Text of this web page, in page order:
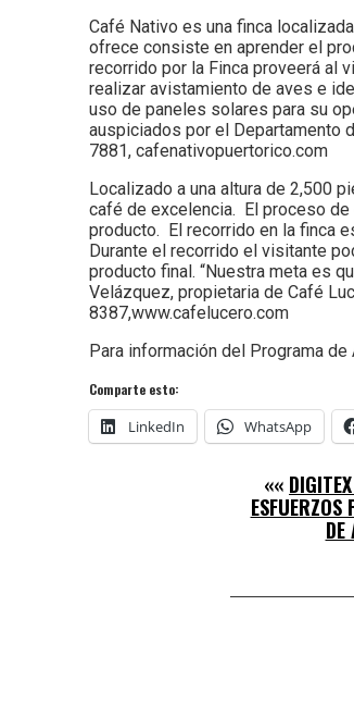
Café Nativo es una finca
ofrece consiste en aprender el
recorrido por la Finca proveerá al
realizar avistamiento de aves e
uso de paneles solares para su
auspiciados por el Departamento
7881, cafenativopuertorico.com
Localizado a una altura de 2,500
café de excelencia. El proceso
producto. El recorrido en la finca
Durante el recorrido el visitante
producto final. “Nuestra meta es
Velázquez, propietaria de Café
8387,www.cafelucero.com
Para información del Programa
Comparte esto:
LinkedIn WhatsApp
««
DE